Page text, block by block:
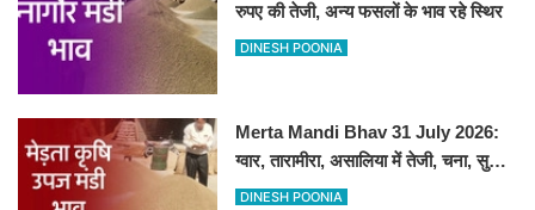
रुपए की तेजी, अन्य फसलों के भाव रहे स्थिर
DINESH POONIA
Merta Mandi Bhav 31 July 2026:
ग्वार, तारामीरा, असालिया में तेजी, चना, सुवा,
रायड़ा मंदे बिके
DINESH POONIA